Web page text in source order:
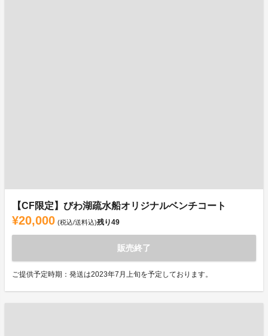
【CF限定】びわ湖疏水船オリジナルベンチコート
¥20,000 (税込/送料込)残り49
販売終了
ご提供予定時期：発送は2023年7月上旬を予定しております。